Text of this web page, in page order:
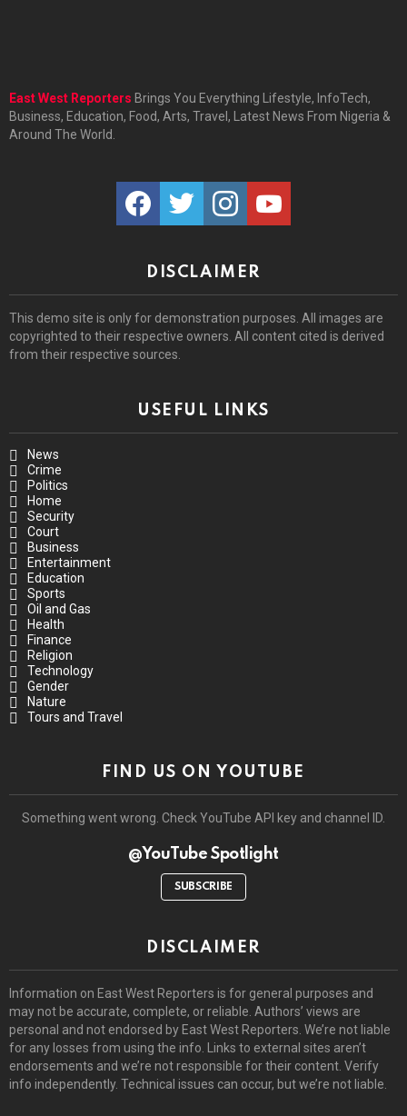
East West Reporters Brings You Everything Lifestyle, InfoTech,
Business, Education, Food, Arts, Travel, Latest News From Nigeria &
Around The World.
facebooktwitter instagramyoutube
DISCLAIMER
This demo site is only for demonstration purposes. All images are
copyrighted to their respective owners. All content cited is derived
from their respective sources.
USEFUL LINKS
News
Crime
Politics
Home
Security
Court
Business
Entertainment
Education
Sports
Oil and Gas
Health
Finance
Religion
Technology
Gender
Nature
Tours and Travel
FIND US ON YOUTUBE
Something went wrong. Check YouTube API key and channel ID.
@YouTube Spotlight
SUBSCRIBE
DISCLAIMER
Information on East West Reporters is for general purposes and
may not be accurate, complete, or reliable. Authors’ views are
personal and not endorsed by East West Reporters. We’re not liable
for any losses from using the info. Links to external sites aren’t
endorsements and we’re not responsible for their content. Verify
info independently. Technical issues can occur, but we’re not liable.